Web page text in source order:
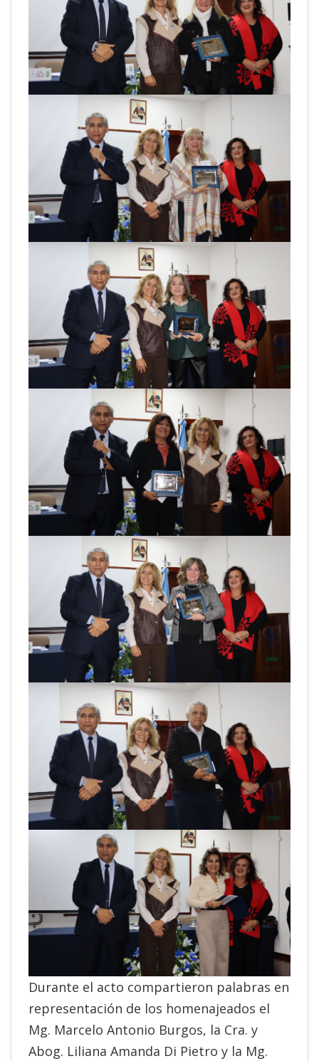
Durante el acto compartieron palabras en
representación de los homenajeados el
Mg. Marcelo Antonio Burgos, la Cra. y
Abog. Liliana Amanda Di Pietro y la Mg.